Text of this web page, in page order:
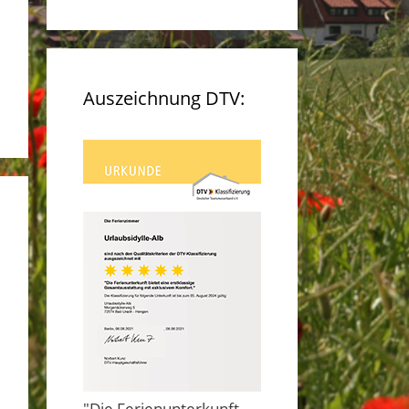
Auszeichnung DTV: